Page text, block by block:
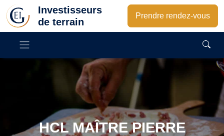
Investisseurs
de terrain
Prendre rendez-vous
HCL MAÎTRE PIERRE